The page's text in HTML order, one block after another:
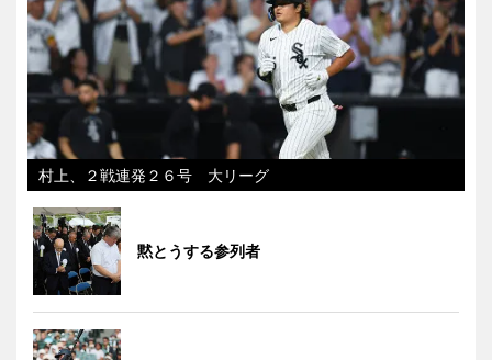
村上、２戦連発２６号 大リーグ
黙とうする参列者